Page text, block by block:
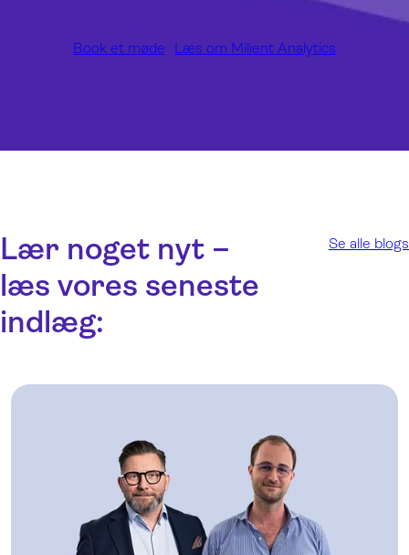
Book et møde Læs om Milient Analytics
Lær noget nyt –
læs vores seneste
indlæg:
Se alle blogs